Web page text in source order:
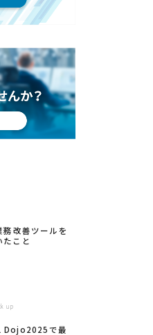
改善ツールを
たこと
up
Dojo2025で最